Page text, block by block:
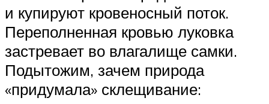
и купируют кровеносный поток.
Переполненная кровью луковка
застревает во влагалище самки.
Подытожим, зачем природа
«придумала» склещивание: